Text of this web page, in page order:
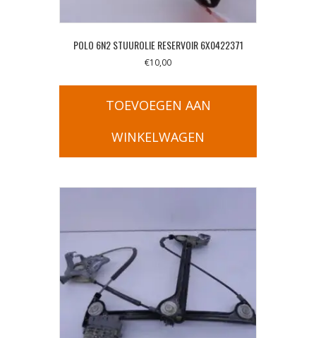
POLO 6N2 STUUROLIE RESERVOIR 6X0422371
€10,00
TOEVOEGEN AAN
WINKELWAGEN